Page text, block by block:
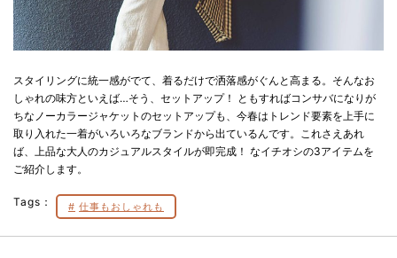
スタイリングに統一感がでて、着るだけで洒落感がぐんと高まる。そんなお
しゃれの味方といえば…そう、セットアップ！ ともすればコンサバになりが
ちなノーカラージャケットのセットアップも、今春はトレンド要素を上手に
取り入れた一着がいろいろなブランドから出ているんです。これさえあれ
ば、上品な大人のカジュアルスタイルが即完成！ なイチオシの3アイテムを
ご紹介します。
Tags： 仕事もおしゃれも